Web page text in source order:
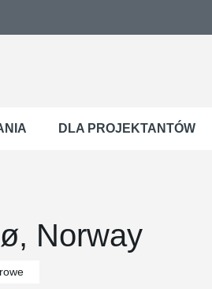
DLA PROJEKTANTÓW
Norway